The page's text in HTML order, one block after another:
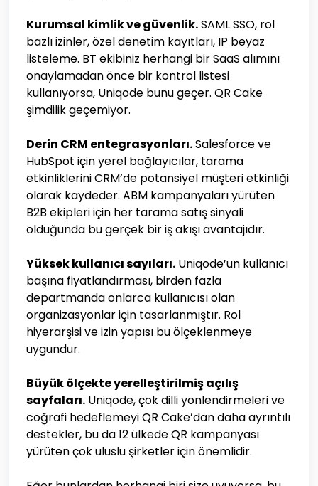
Kurumsal kimlik ve güvenlik.SAML SSO, rol
bazlı izinler, özel denetim kayıtları, IP beyaz
listeleme. BT ekibiniz herhangi bir SaaS alımını
onaylamadan önce bir kontrol listesi
kullanıyorsa, Uniqode bunu geçer. QR Cake
şimdilik geçemiyor.
Derin CRM entegrasyonları.Salesforce ve
HubSpot için yerel bağlayıcılar, tarama
etkinliklerini CRM’de potansiyel müşteri etkinliği
olarak kaydeder. ABM kampanyaları yürüten
B2B ekipleri için her tarama satış sinyali
olduğunda bu gerçek bir iş akışı avantajıdır.
Yüksek kullanıcı sayıları. Uniqode’un kullanıcı
başına fiyatlandırması, birden fazla
departmanda onlarca kullanıcısı olan
organizasyonlar için tasarlanmıştır. Rol
hiyerarşisi ve izin yapısı bu ölçeklenmeye
uygundur.
Büyük ölçekte yerelleştirilmiş açılış
sayfaları. Uniqode, çok dilli yönlendirmeleri ve
coğrafi hedeflemeyi QR Cake’dan daha ayrıntılı
destekler, bu da 12 ülkede QR kampanyası
yürüten çok uluslu şirketler için önemlidir.